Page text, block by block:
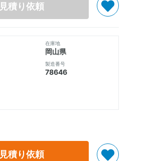
見積り依頼
在庫地
岡山県
製造番号
78646
見積り依頼